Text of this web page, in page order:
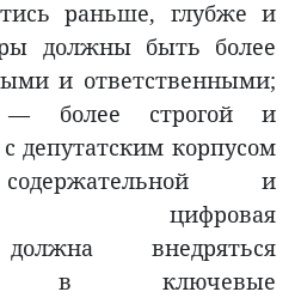
раньше, глубже и
должны быть более
и ответственными;
— более строгой и
депутатским корпусом
и
цифровая
внедряться
в ключевые